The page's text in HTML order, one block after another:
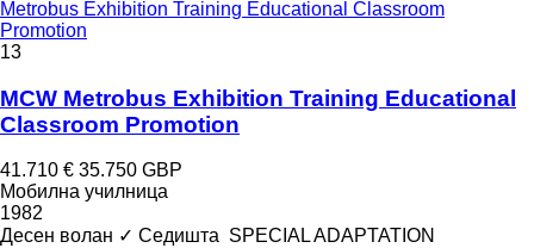
Metrobus Exhibition Training Educational Classroom
Promotion
13
MCW Metrobus Exhibition Training Educational
Classroom Promotion
41.710 € 35.750 GBP
Мобилна училница
1982
Десен волан ✓ Седишта SPECIAL ADAPTATION